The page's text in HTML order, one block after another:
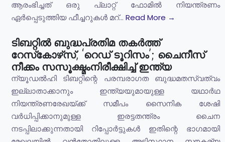
ആരംഭിച്ചത് ഒരു പ്ലാറ്റ് ഫോമിൽ നിയന്ത്രണം
ഏർപ്പെടുത്തിയ ഫീച്ചറുകൾ മറ്... Read More →
ടിബറ്റിൽ ബുദ്ധപ്രതിമ തകർത്ത്
റേസ്‌കോഴ്‌സ്, ‘റെഡ് ടൂറിസം’; ചൈനീസ്
നീക്കം സസൂക്ഷ്മംനിരീക്ഷിച്ച് ഇന്ത്യ
ന്യൂഡൽഹി ടിബറ്റിന്റെ പരമ്പരാഗത ബുദ്ധമതസ്വത്വം
ഇല്ലാതാക്കാനും ഇന്ത്യയുമായുള്ള യഥാർഥ
നിയന്ത്രണരേഖയ്ക്ക് സമീപം സൈനിക ശേഷി
വർധിപ്പിക്കാനുമുള്ള ഇരട്ടതന്ത്രം ചൈന
നടപ്പിലാക്കുന്നതായി റിപ്പോർട്ടുകൾ ഇതിന്റെ ഭാഗമായി